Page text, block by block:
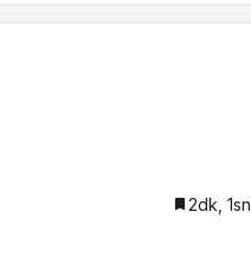
2dk, 1sn